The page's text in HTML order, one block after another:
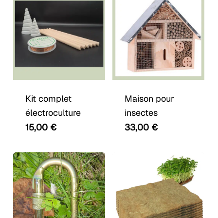
choisies
sur
la
page
du
produit
Kit complet
électroculture
15,00 €
Maison pour
insectes
33,00 €